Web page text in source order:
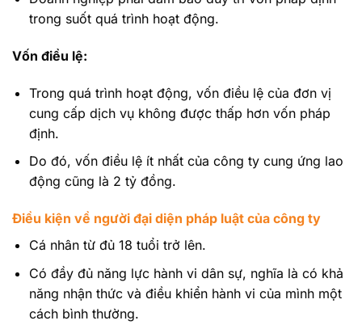
trong suốt quá trình hoạt động.
Vốn điều lệ:
Trong quá trình hoạt động, vốn điều lệ của đơn vị
cung cấp dịch vụ không được thấp hơn vốn pháp
định.
Do đó, vốn điều lệ ít nhất của công ty cung ứng lao
động cũng là 2 tỷ đồng.
Điều kiện về người đại diện pháp luật của công ty
Cá nhân từ đủ 18 tuổi trở lên.
Có đầy đủ năng lực hành vi dân sự, nghĩa là có khả
năng nhận thức và điều khiển hành vi của mình một
cách bình thường.